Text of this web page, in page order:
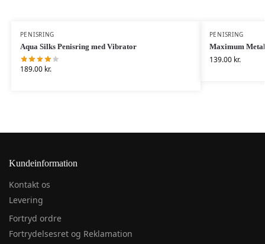
PENISRING
Aqua Silks Penisring med Vibrator
189.00 kr.
PENISRING
Maximum
139.00 kr.
Kundeinformation
Kontakt os
Levering
Fortryd ordre
Fortrydelsesret og Reklamation